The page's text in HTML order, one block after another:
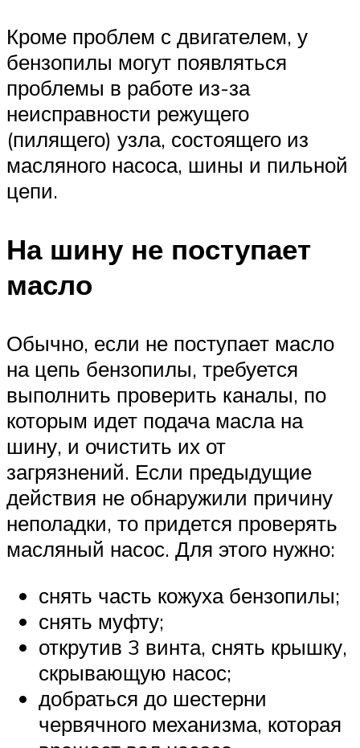
Кроме проблем с двигателем, у
бензопилы могут появляться
проблемы в работе из-за
неисправности режущего
(пилящего) узла, состоящего из
масляного насоса, шины и пильной
цепи.
На шину не поступает
масло
Обычно, если не поступает масло
на цепь бензопилы, требуется
выполнить проверить каналы, по
которым идет подача масла на
шину, и очистить их от
загрязнений. Если предыдущие
действия не обнаружили причину
неполадки, то придется проверять
масляный насос. Для этого нужно:
снять часть кожуха бензопилы;
снять муфту;
открутив 3 винта, снять крышку,
скрывающую насос;
добраться до шестерни
червячного механизма, которая